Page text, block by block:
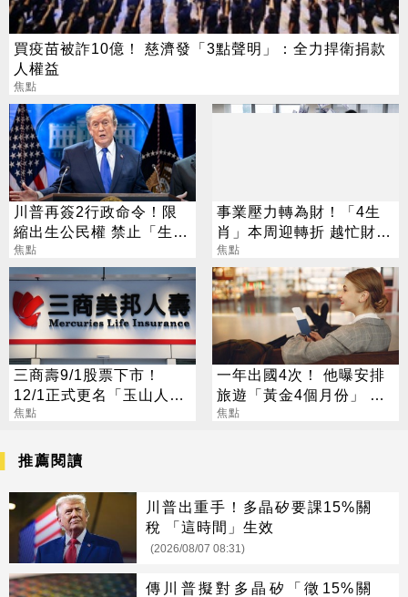
買疫苗被詐10億！ 慈濟發「3點聲明」：全力捍衛捐款
人權益
焦點
川普再簽2行政命令！限
縮出生公民權 禁止「生育
旅遊」
焦點
事業壓力轉為財！「4生
肖」本周迎轉折 越忙財運
越旺
焦點
三商壽9/1股票下市！
12/1正式更名「玉山人
壽」
焦點
一年出國4次！ 他曝安排
旅遊「黃金4個月份」 卡
對整年活在期待中
焦點
推薦閱讀
川普出重手！多晶矽要課15%關
稅 「這時間」生效
(2026/08/07 08:31)
傳川普擬對多晶矽「徵15%關